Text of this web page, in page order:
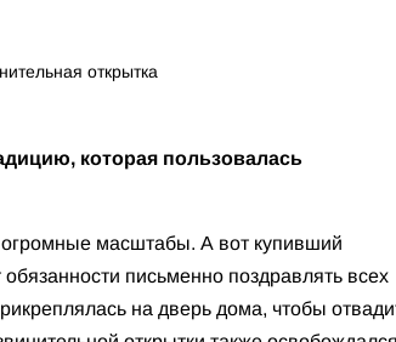
открытка
которая пользовалась
масштабы. А вот купивший
письменно поздравлять всех
на дверь дома, чтобы